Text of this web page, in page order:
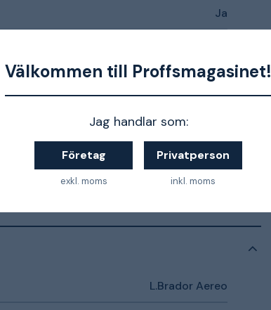
Välkommen till Proffsmagasinet!
Jag handlar som:
Företag
exkl. moms
Privatperson
inkl. moms
Ja
Ja
Svart
L.Brador Aereo